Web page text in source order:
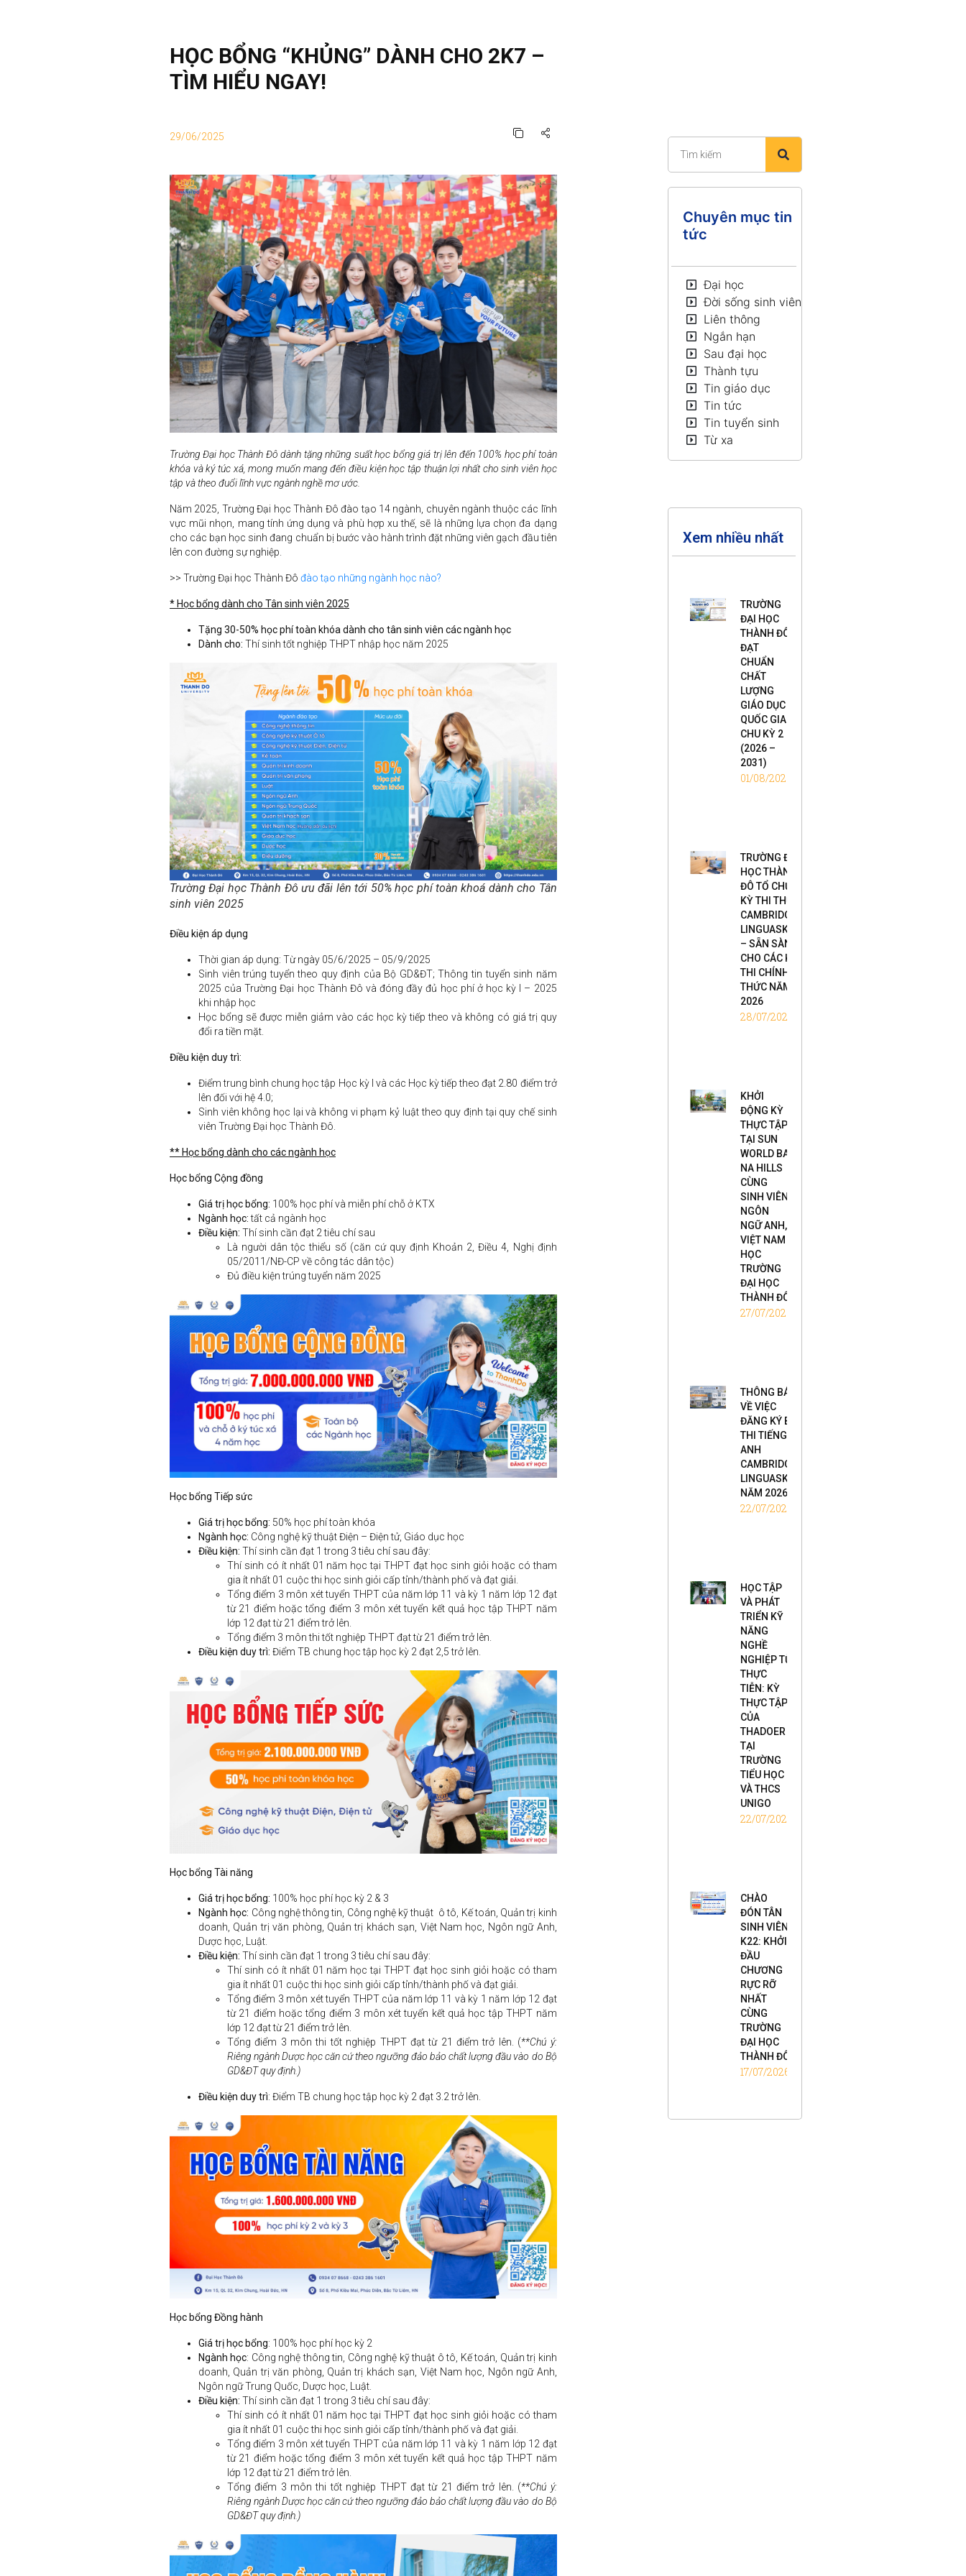
HỌC BỔNG “KHỦNG” DÀNH CHO 2K7 –
TÌM HIỂU NGAY!
29/06/2025
Trường Đại học Thành Đô dành tặng những suất học bổng giá trị lên đến 100% học phí toàn
khóa và ký túc xá, mong muốn mang đến điều kiện học tập thuận lợi nhất cho sinh viên học
tập và theo đuổi lĩnh vực ngành nghề mơ ước.
Năm 2025, Trường Đại học Thành Đô đào tạo 14 ngành, chuyên ngành thuộc các lĩnh
vực mũi nhọn, mang tính ứng dụng và phù hợp xu thế, sẽ là những lựa chọn đa dạng
cho các bạn học sinh đang chuẩn bị bước vào hành trình đặt những viên gạch đầu tiên
lên con đường sự nghiệp.
>> Trường Đại học Thành Đô đào tạo những ngành học nào?
* Học bổng dành cho Tân sinh viên 2025
Tặng 30-50% học phí toàn khóa dành cho tân sinh viên các ngành học
Dành cho: Thí sinh tốt nghiệp THPT nhập học năm 2025
Trường Đại học Thành Đô ưu đãi lên tới 50% học phí toàn khoá dành cho Tân
sinh viên 2025
Điều kiện áp dụng
Thời gian áp dụng: Từ ngày 05/6/2025 – 05/9/2025
Sinh viên trúng tuyển theo quy định của Bộ GD&ĐT; Thông tin tuyển sinh năm
2025 của Trường Đại học Thành Đô và đóng đầy đủ học phí ở học kỳ I – 2025
khi nhập học
Học bổng sẽ được miễn giảm vào các học kỳ tiếp theo và không có giá trị quy
đổi ra tiền mặt.
Điều kiện duy trì:
Điểm trung bình chung học tập Học kỳ I và các Học kỳ tiếp theo đạt 2.80 điểm trở
lên đối với hệ 4.0;
Sinh viên không học lại và không vi phạm kỷ luật theo quy định tại quy chế sinh
viên Trường Đại học Thành Đô.
** Học bổng dành cho các ngành học
Học bổng Cộng đồng
Giá trị học bổng: 100% học phí và miễn phí chỗ ở KTX
Ngành học:tất cả ngành học
Điều kiện: Thí sinh cần đạt 2 tiêu chí sau
Là người dân tộc thiểu số (căn cứ quy định Khoản 2, Điều 4, Nghị định
05/2011/NĐ-CP về công tác dân tộc)
Đủ điều kiện trúng tuyển năm 2025
Học bổng Tiếp sức
Giá trị học bổng: 50% học phí toàn khóa
Ngành học: Công nghệ kỹ thuật Điện – Điện tử, Giáo dục học
Điều kiện: Thí sinh cần đạt 1 trong 3 tiêu chí sau đây:
Thí sinh có ít nhất 01 năm học tại THPT đạt học sinh giỏi hoặc có tham
gia ít nhất 01 cuộc thi học sinh giỏi cấp tỉnh/thành phố và đạt giải.
Tổng điểm 3 môn xét tuyển THPT của năm lớp 11 và kỳ 1 năm lớp 12 đạt
từ 21 điểm hoặc tổng điểm 3 môn xét tuyển kết quả học tập THPT năm
lớp 12 đạt từ 21 điểm trở lên.
Tổng điểm 3 môn thi tốt nghiệp THPT đạt từ 21 điểm trở lên.
Điều kiện duy trì: Điểm TB chung học tập học kỳ 2 đạt 2,5 trở lên.
Học bổng Tài năng
Giá trị học bổng: 100% học phí học kỳ 2 & 3
Ngành học: Công nghệ thông tin, Công nghệ kỹ thuật ô tô, Kế toán, Quản trị kinh
doanh, Quản trị văn phòng, Quản trị khách sạn, Việt Nam học, Ngôn ngữ Anh,
Dược học, Luật.
Điều kiện: Thí sinh cần đạt 1 trong 3 tiêu chí sau đây:
Thí sinh có ít nhất 01 năm học tại THPT đạt học sinh giỏi hoặc có tham
gia ít nhất 01 cuộc thi học sinh giỏi cấp tỉnh/thành phố và đạt giải.
Tổng điểm 3 môn xét tuyển THPT của năm lớp 11 và kỳ 1 năm lớp 12 đạt
từ 21 điểm hoặc tổng điểm 3 môn xét tuyển kết quả học tập THPT năm
lớp 12 đạt từ 21 điểm trở lên.
Tổng điểm 3 môn thi tốt nghiệp THPT đạt từ 21 điểm trở lên. (**Chú ý:
Riêng ngành Dược học căn cứ theo ngưỡng đảo bảo chất lượng đầu vào do Bộ
GD&ĐT quy định.)
Điều kiện duy trì: Điểm TB chung học tập học kỳ 2 đạt 3.2 trở lên.
Học bổng Đồng hành
Giá trị học bổng: 100% học phí học kỳ 2
Ngành học: Công nghệ thông tin, Công nghệ kỹ thuật ô tô, Kế toán, Quản trị kinh
doanh, Quản trị văn phòng, Quản trị khách sạn, Việt Nam học, Ngôn ngữ Anh,
Ngôn ngữ Trung Quốc, Dược học, Luật.
Điều kiện: Thí sinh cần đạt 1 trong 3 tiêu chí sau đây:
Thí sinh có ít nhất 01 năm học tại THPT đạt học sinh giỏi hoặc có tham
gia ít nhất 01 cuộc thi học sinh giỏi cấp tỉnh/thành phố và đạt giải.
Tổng điểm 3 môn xét tuyển THPT của năm lớp 11 và kỳ 1 năm lớp 12 đạt
từ 21 điểm hoặc tổng điểm 3 môn xét tuyển kết quả học tập THPT năm
lớp 12 đạt từ 21 điểm trở lên.
Tổng điểm 3 môn thi tốt nghiệp THPT đạt từ 21 điểm trở lên. (**Chú ý:
Riêng ngành Dược học căn cứ theo ngưỡng đảo bảo chất lượng đầu vào do Bộ
GD&ĐT quy định.)
Chuyên mục tin
tức
Đại học
Đời sống sinh viên
Liên thông
Ngắn hạn
Sau đại học
Thành tựu
Tin giáo dục
Tin tức
Tin tuyển sinh
Từ xa
Xem nhiều nhất
TRƯỜNG
ĐẠI HỌC
THÀNH ĐÔ
ĐẠT
CHUẨN
CHẤT
LƯỢNG
GIÁO DỤC
QUỐC GIA
CHU KỲ 2
(2026 –
2031)
01/08/2026
TRƯỜNG ĐẠI
HỌC THÀNH
ĐÔ TỔ CHỨC
KỲ THI THỬ
CAMBRIDGE
LINGUASKILL
– SẴN SÀNG
CHO CÁC KỲ
THI CHÍNH
THỨC NĂM
2026
28/07/2026
KHỞI
ĐỘNG KỲ
THỰC TẬP
TẠI SUN
WORLD BA
NA HILLS
CÙNG
SINH VIÊN
NGÔN
NGỮ ANH,
VIỆT NAM
HỌC
TRƯỜNG
ĐẠI HỌC
THÀNH ĐÔ
27/07/2026
THÔNG BÁO
VỀ VIỆC
ĐĂNG KÝ BÀI
THI TIẾNG
ANH
CAMBRIDGE
LINGUASKILL
NĂM 2026
22/07/2026
HỌC TẬP
VÀ PHÁT
TRIỂN KỸ
NĂNG
NGHỀ
NGHIỆP TỪ
THỰC
TIỄN: KỲ
THỰC TẬP
CỦA
THADOER
TẠI
TRƯỜNG
TIỂU HỌC
VÀ THCS
UNIGO
22/07/2026
CHÀO
ĐÓN TÂN
SINH VIÊN
K22: KHỞI
ĐẦU
CHƯƠNG
RỰC RỠ
NHẤT
CÙNG
TRƯỜNG
ĐẠI HỌC
THÀNH ĐÔ
17/07/2026